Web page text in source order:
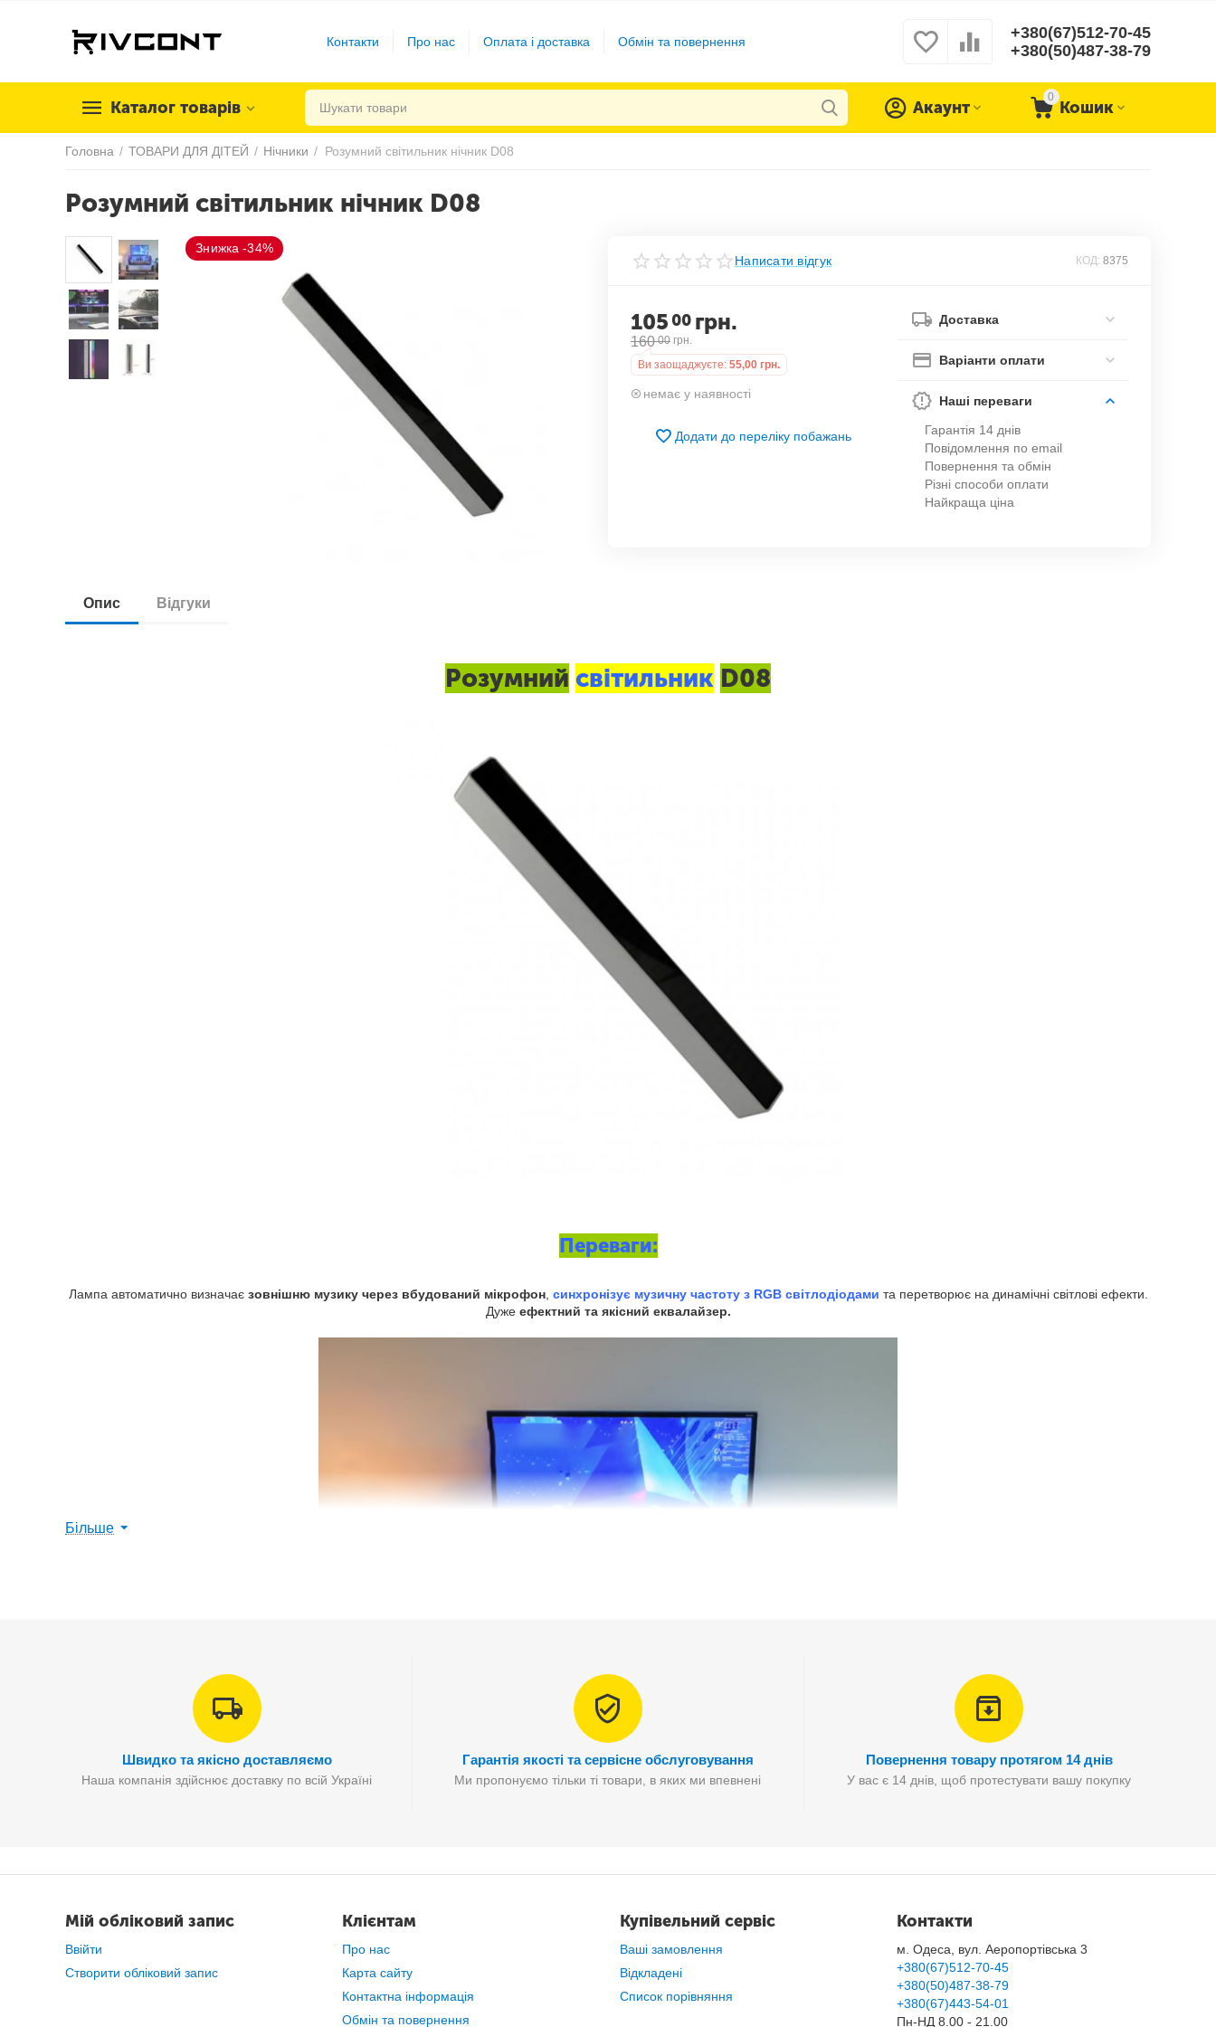
Контакти Про нас Оплата і доставка Обмін та повернення
+380(67)512-70-45
+380(50)487-38-79
Каталог товарів
0
Кошик
Акаунт
Головна / ТОВАРИ ДЛЯ ДІТЕЙ / Нічники / Розумний світильник нічник D08
Розумний світильник нічник D08
Написати відгук КОД: 8375
105 00 грн.
160 00 грн.
Ви заощаджуєте: 55,00 грн.
немає у наявності
Додати до переліку побажань
Доставка
Варіанти оплати
Наші переваги
Гарантія 14 днів
Повідомлення по email
Повернення та обмін
Різні способи оплати
Найкраща ціна
Опис Відгуки
Розумний світильник D08
Переваги:
Лампа автоматично визначає зовнішню музику через вбудований мікрофон, синхронізує музичну частоту з RGB світлодіодами та перетворює на динамічні світлові ефекти.
Дуже ефектний та якісний еквалайзер.
Лампу можна використовувати
як у вертикальному, так і горизонтальному положенні.
, яка міцно утримує лампу еквалайзера у вертикальному положенні.
Більше
Швидко та якісно доставляємо
Наша компанія здійснює доставку по всій Україні
Гарантія якості та сервісне обслуговування
Ми пропонуємо тільки ті товари, в яких ми впевнені
Повернення товару протягом 14 днів
У вас є 14 днів, щоб протестувати вашу покупку
Мій обліковий запис
Ввійти
Створити обліковий запис
Клієнтам
Про нас
Карта сайту
Контактна інформація
Обмін та повернення
Купівельний сервіс
Ваші замовлення
Відкладені
Список порівняння
Контакти
м. Одеса, вул. Аеропортівська 3
+380(67)512-70-45
+380(50)487-38-79
+380(67)443-54-01
Пн-НД 8.00 - 21.00